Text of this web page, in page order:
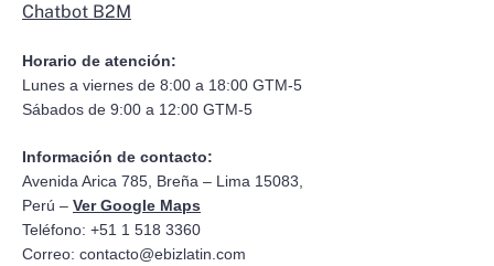
Chatbot B2M
Horario de atención:
Lunes a viernes de 8:00 a 18:00 GTM-5
Sábados de 9:00 a 12:00 GTM-5
Información de contacto:
Avenida Arica 785, Breña – Lima 15083,
Perú – Ver Google Maps
Teléfono: +51 1 518 3360
Correo: contacto@ebizlatin.com